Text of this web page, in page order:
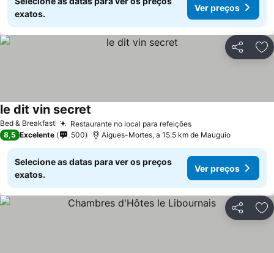
exatos.
Ver preços
Partilhar
Bed & Breakfast Restaurante no local para refeições
le dit vin secret
8,5 Excelente 500 Aigues-Mortes, a 15.5 km de Mauguio
Selecione as datas para ver os preços
exatos.
Ver preços
Partilhar